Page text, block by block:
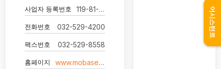
사업자 등록번호 119-81-30151
전화번호 032-529-4200
팩스번호 032-529-8558
홈페이지 www.mobase.com
어시스턴트